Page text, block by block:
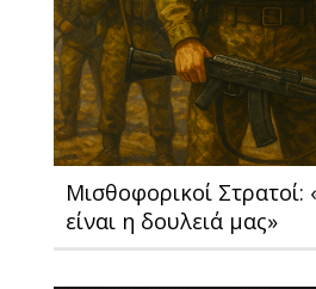
Μισθοφορικοί Στρατοί:
είναι η δουλειά μας»